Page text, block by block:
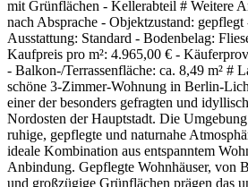
mit Grünflächen - Kellerabteil # Weitere
nach Absprache - Objektzustand:
Ausstattung: Standard - Bodenbelag:
Kaufpreis pro m²: 4.965,00 € -
- Balkon-/Terrassenfläche: ca. 8,49 m² #
schöne 3-Zimmer-Wohnung in Berlin-
einer der besonders gefragten und
Nordosten der Hauptstadt. Die
ruhige, gepflegte und naturnahe
ideale Kombination aus entspanntem
Anbindung. Gepflegte Wohnhäuser, von
und großzügige Grünflächen prägen das